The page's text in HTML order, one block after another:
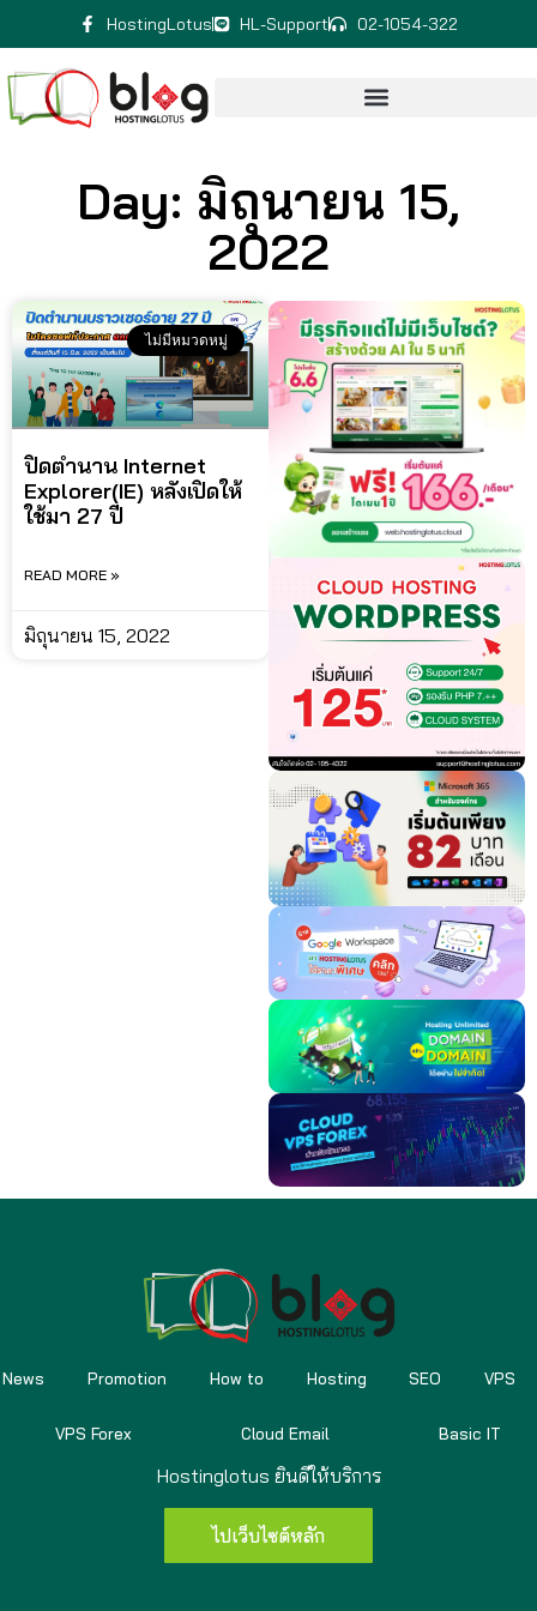
HostingLotus HL-Support 02-1054-322
Day: มิถุนายน 15,
2022
ไม่มีหมวดหมู่
ปิดตำนาน Internet
Explorer(IE) หลังเปิดให้
ใช้มา 27 ปี
READ MORE »
มิถุนายน 15, 2022
News Promotion How to Hosting SEO VPS
VPS Forex Cloud Email Basic IT
Hostinglotus ยินดีให้บริการ
ไปเว็บไซต์หลัก